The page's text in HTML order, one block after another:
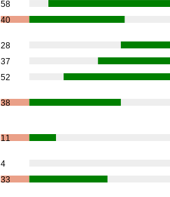
58
40
28
37
52
38
11
4
33